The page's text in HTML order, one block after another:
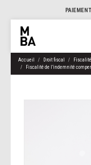
Accueil Droit fiscal
Fiscalité de l’indemnité